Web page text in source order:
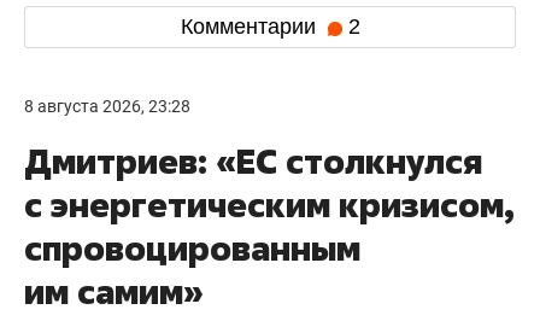
Комментарии 2
8 августа 2026, 23:28
Дмитриев: «ЕС столкнулся
с энергетическим кризисом,
спровоцированным
им самим»